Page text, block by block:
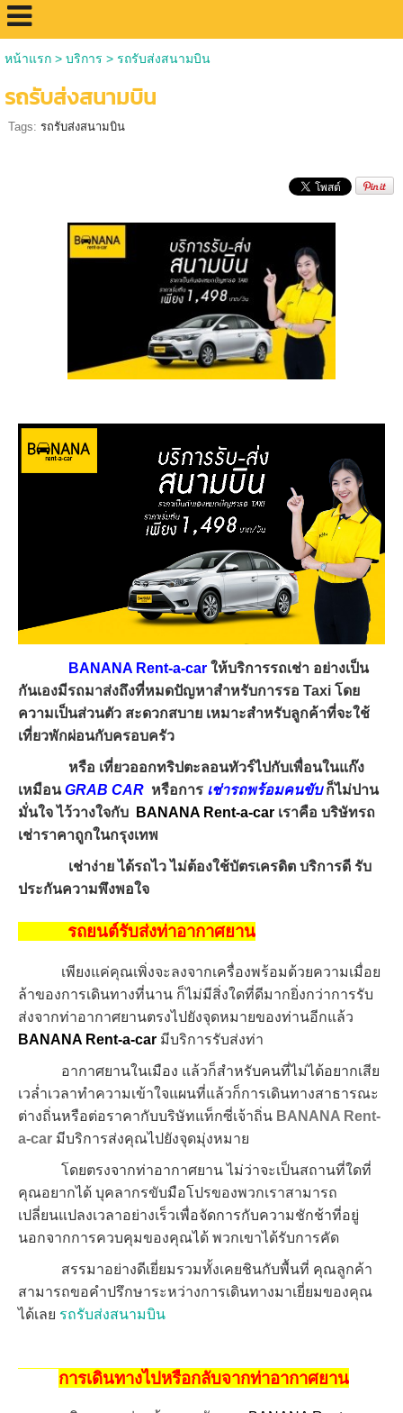
หน้าแรก> บริการ > รถรับส่งสนามบิน
รถรับส่งสนามบิน
Tags: รถรับส่งสนามบิน
BANANA Rent-a-car ให้บริการรถเช่า อย่างเป็น
กันเองมีรถมาส่งถึงที่หมดปัญหาสำหรับการรอ Taxi โดย
ความเป็นส่วนตัว สะดวกสบาย เหมาะสำหรับลูกค้าที่จะใช้
เที่ยวพักผ่อนกับครอบครัว
หรือ เที่ยวออกทริปตะลอนทัวร์ไปกับเพื่อนในแก๊ง
เหมือนGRAB CAR หรือการ เช่ารถพร้อมคนขับก็ไม่ปาน
มั่นใจ ไว้วางใจกับ
BANANA Rent-a-car เราคือ บริษัทรถ
เช่าราคาถูกในกรุงเทพ
เช่าง่าย ได้รถไว ไม่ต้องใช้บัตรเครดิต บริการดี รับ
ประกันความพึงพอใจ
รถยนต์รับส่งท่าอากาศยาน
เพียงแค่คุณเพิ่งจะลงจากเครื่องพร้อมด้วยความเมื่อย
ล้าของการเดินทางที่นาน ก็ไม่มีสิ่งใดที่ดีมากยิ่งกว่าการรับ
ส่งจากท่าอากาศยานตรงไปยังจุดหมายของท่านอีกแล้ว
BANANA Rent-a-car มีบริการรับส่งท่า
อากาศยานในเมือง แล้วก็สำหรับคนที่ไม่ได้อยากเสีย
เวล่ำเวลาทำความเข้าใจแผนที่แล้วก็การเดินทางสาธารณะ
ต่างถิ่นหรือต่อราคากับบริษัทแท็กซี่เจ้าถิ่น BANANA Rent-
a-car มีบริการส่งคุณไปยังจุดมุ่งหมาย
โดยตรงจากท่าอากาศยาน ไม่ว่าจะเป็นสถานที่ใดที่
คุณอยากได้ บุคลากรขับมือโปรของพวกเราสามารถ
เปลี่ยนแปลงเวลาอย่างเร็วเพื่อจัดการกับความชักช้าที่อยู่
นอกจากการควบคุมของคุณได้ พวกเขาได้รับการคัด
สรรมาอย่างดีเยี่ยมรวมทั้งเคยชินกับพื้นที่ คุณลูกค้า
สามารถขอคำปรึกษาระหว่างการเดินทางมาเยี่ยมของคุณ
ได้เลย รถรับส่งสนามบิน
การเดินทางไปหรือกลับจากท่าอากาศยาน